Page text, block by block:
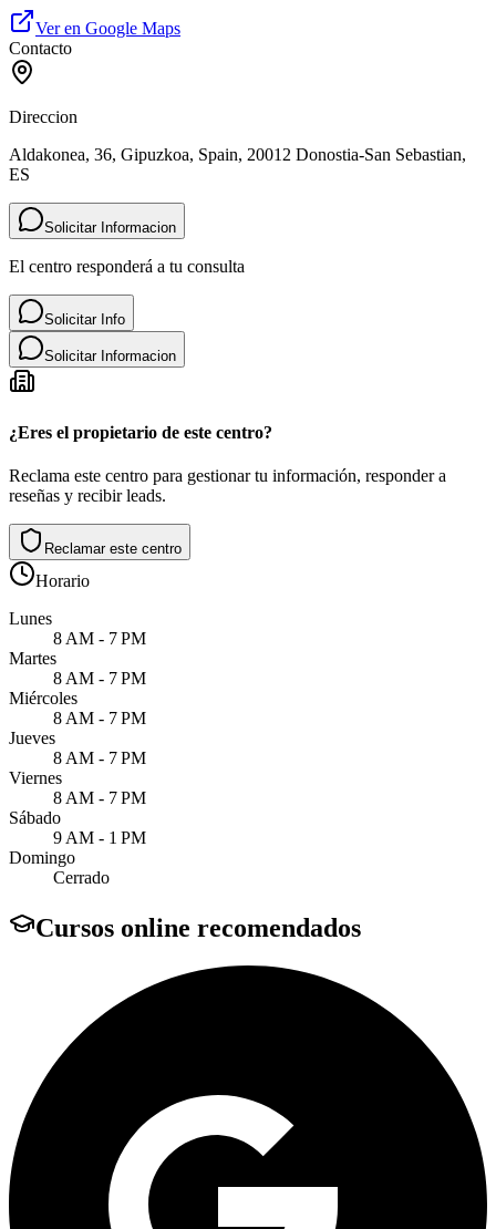
Ver en Google Maps
Contacto
Direccion
Aldakonea, 36, Gipuzkoa, Spain, 20012 Donostia-San Sebastian,
ES
Solicitar Informacion
El centro responderá a tu consulta
Solicitar Info
Solicitar Informacion
¿Eres el propietario de este centro?
Reclama este centro para gestionar tu información, responder a
reseñas y recibir leads.
Reclamar este centro
Horario
Lunes
8 AM - 7 PM
Martes
8 AM - 7 PM
Miércoles
8 AM - 7 PM
Jueves
8 AM - 7 PM
Viernes
8 AM - 7 PM
Sábado
9 AM - 1 PM
Domingo
Cerrado
Cursos online recomendados